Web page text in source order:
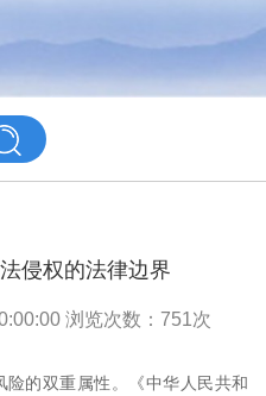
侵权的法律边界
浏览次数： 751次
的双重属性。《中华人民共和